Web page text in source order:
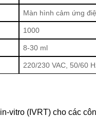
Màn hình cảm ứng
1000
8-30 ml
220/230 VAC, 50/60
vitro (IVRT) cho các